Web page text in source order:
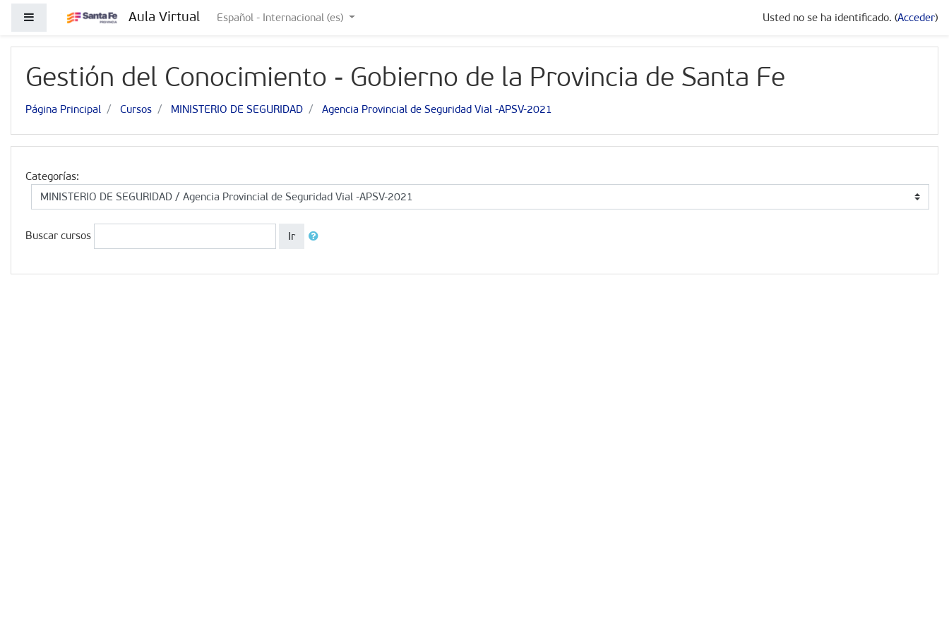
Panel lateral Aula Virtual Español - Internacional ‎(es)‎ Usted no se ha identificado. (Acceder)
Gestión del Conocimiento - Gobierno de la Provincia de Santa Fe
Página Principal Cursos MINISTERIO DE SEGURIDAD Agencia Provincial de Seguridad Vial -APSV-2021
Categorías:
Buscar cursos Ir